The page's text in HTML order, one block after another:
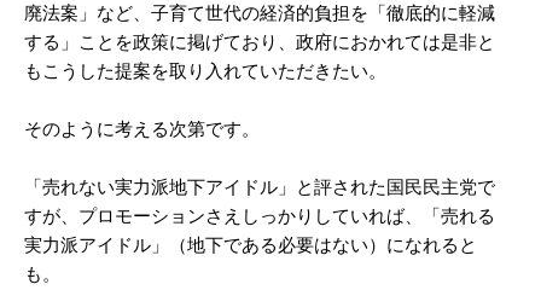
廃法案」など、子育て世代の経済的負担を「徹底的に軽減
する」ことを政策に掲げており、政府におかれては是非と
もこうした提案を取り入れていただきたい。
そのように考える次第です。
「売れない実力派地下アイドル」と評された国民民主党で
すが、プロモーションさえしっかりしていれば、「売れる
実力派アイドル」（地下である必要はない）になれると
も。